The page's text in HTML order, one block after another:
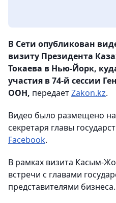
В Сети опубликован
визиту Президента
Токаева в Нью-Йорк,
участия в 74-й сессии
ООН, передаетZakon.kz.
Видео было размещено
секретаря главы
Facebook.
В рамках визита Касым-
встречи с главами
представителями бизнеса.